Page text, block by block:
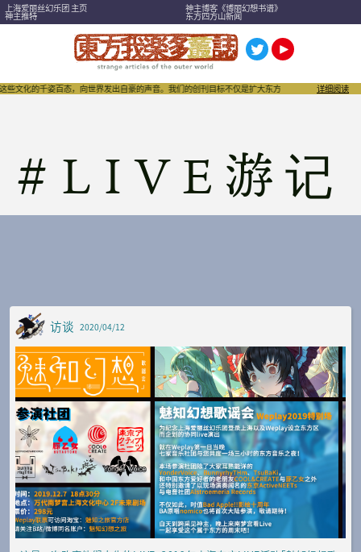
上海爱丽丝幻乐团 主页 神主博客《博丽幻想书谱》
神主推特 东方四方山新闻
的千姿百态，向世界发出自豪的声音。我们的创刊目标不仅是扩大东方Project，也希望成为
详细阅读
# LIVE游记
访谈 2020/04/12